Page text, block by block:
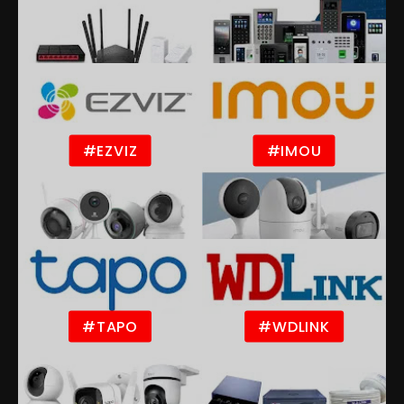
#EZVIZ #IMOU
#TAPO #WDLINK